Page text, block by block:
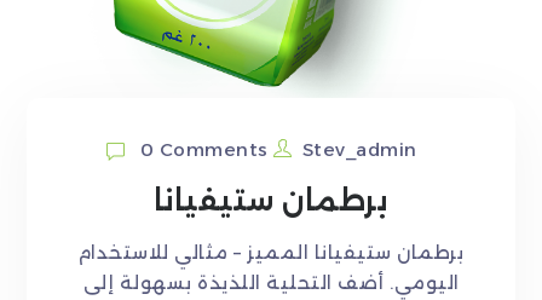
Stev_admin
0 Comments
برطمان ستيفيانا
برطمان ستيفيانا المميز – مثالي للاستخدام
اليومي. أضف التحلية اللذيذة بسهولة إلى